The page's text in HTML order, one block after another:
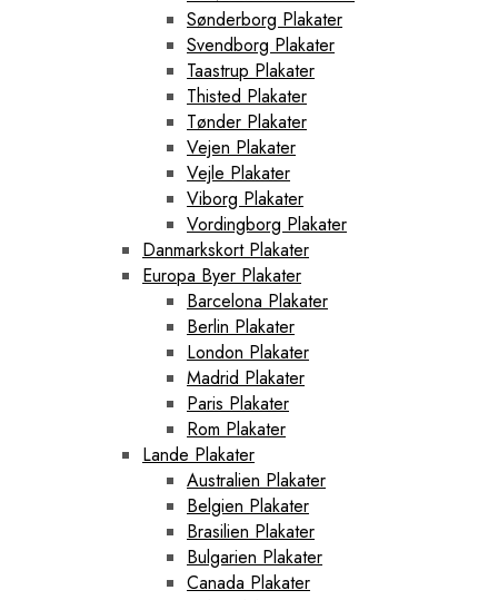
Sønderborg Plakater
Svendborg Plakater
Taastrup Plakater
Thisted Plakater
Tønder Plakater
Vejen Plakater
Vejle Plakater
Viborg Plakater
Vordingborg Plakater
Danmarkskort Plakater
Europa Byer Plakater
Barcelona Plakater
Berlin Plakater
London Plakater
Madrid Plakater
Paris Plakater
Rom Plakater
Lande Plakater
Australien Plakater
Belgien Plakater
Brasilien Plakater
Bulgarien Plakater
Canada Plakater